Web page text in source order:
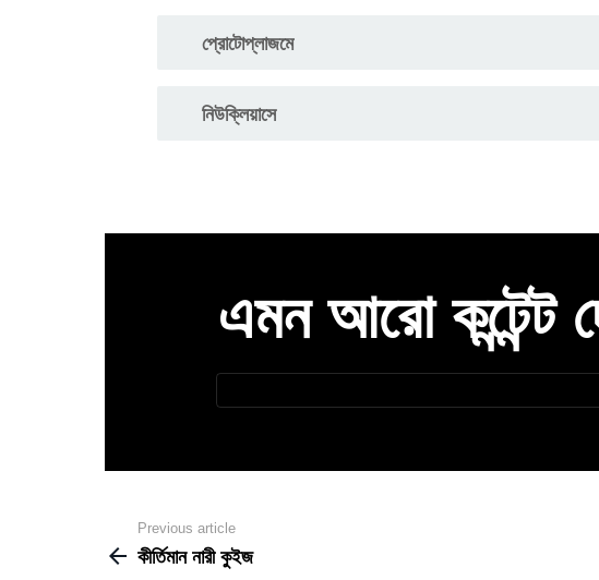
প্রোটোপ্লাজমে
নিউক্লিয়াসে
Newsletterএমন আরো কন্টেন্ট
more
Previous article
কীর্তিমান নারী কুইজ